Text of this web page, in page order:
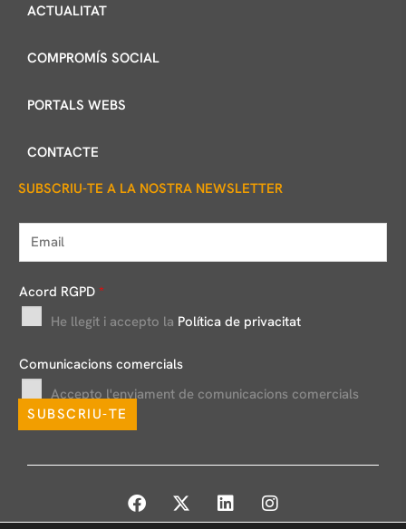
ACTUALITAT
COMPROMÍS SOCIAL
PORTALS WEBS
CONTACTE
SUBSCRIU-TE A LA NOSTRA NEWSLETTER
m
a
l
*
Acord RGPD *
He llegit i accepto la Política de privacitat
Comunicacions comercials
Accepto l'enviament de comunicacions comercials
SUBSCRIU-TE